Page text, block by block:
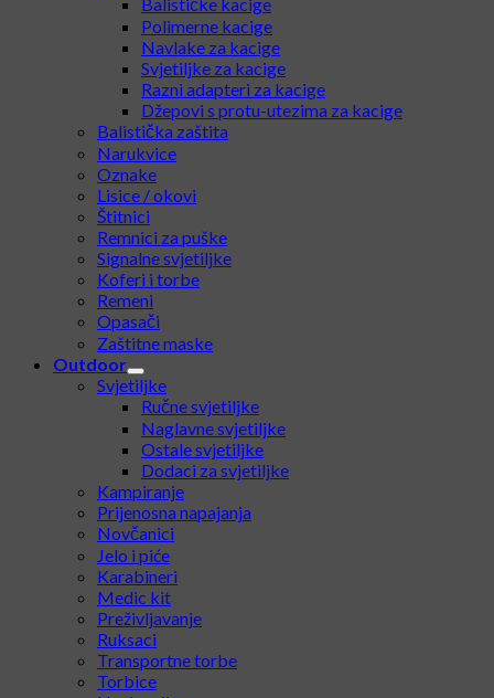
Polimerne kacige
Navlake za kacige
Svjetiljke za kacige
Razni adapteri za kacige
Džepovi s protu-utezima za kacige
Balistička zaštita
Narukvice
Oznake
Lisice / okovi
Štitnici
Remnici za puške
Signalne svjetiljke
Koferi i torbe
Remeni
Opasači
Zaštitne maske
Outdoor
Svjetiljke
Ručne svjetiljke
Naglavne svjetiljke
Ostale svjetiljke
Dodaci za svjetiljke
Kampiranje
Prijenosna napajanja
Novčanici
Jelo i piće
Karabineri
Medic kit
Preživljavanje
Ruksaci
Transportne torbe
Torbice